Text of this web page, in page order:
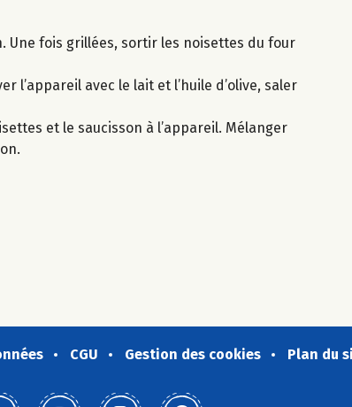
Une fois grillées, sortir les noisettes du four
l’appareil avec le lait et l’huile d’olive, saler
et le saucisson à l’appareil. Mélanger
CGU Gestion des cookies Plan du